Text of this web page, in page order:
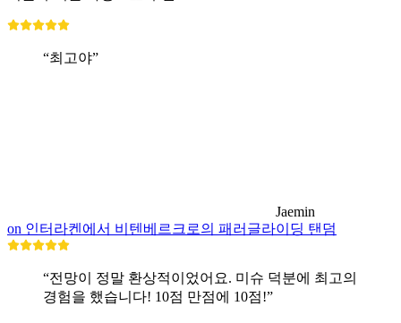
“최고야”
Jaemin
on 인터라켄에서 비텐베르크로의 패러글라이딩 탠덤
“전망이 정말 환상적이었어요. 미슈 덕분에 최고의
경험을 했습니다! 10점 만점에 10점!”